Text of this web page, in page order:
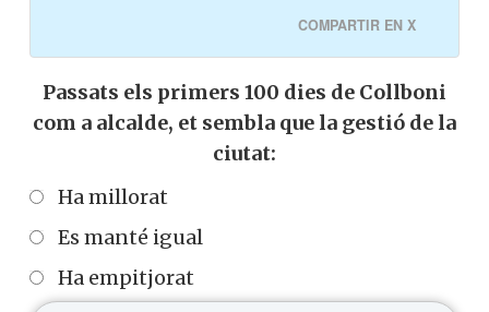
COMPARTIR EN X
Passats els primers 100 dies de Collboni
com a alcalde, et sembla que la gestió de la
ciutat:
Ha millorat
Es manté igual
Ha empitjorat